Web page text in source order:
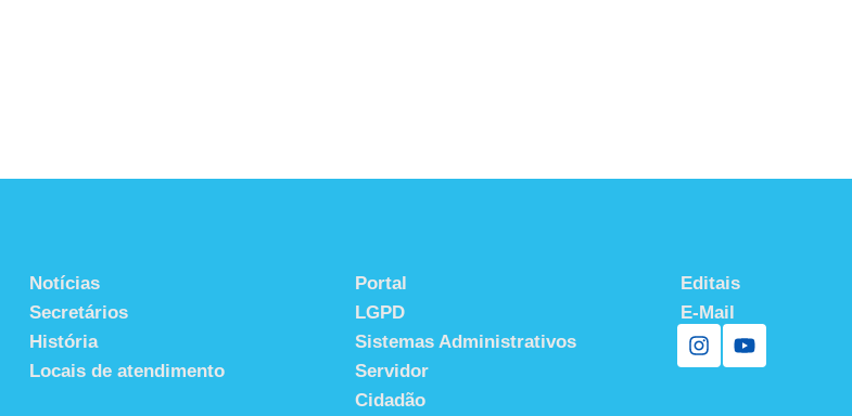
Notícias
Secretários
História
Locais de atendimento
Portal
LGPD
Sistemas Administrativos
Servidor
Cidadão
Editais
E-Mail